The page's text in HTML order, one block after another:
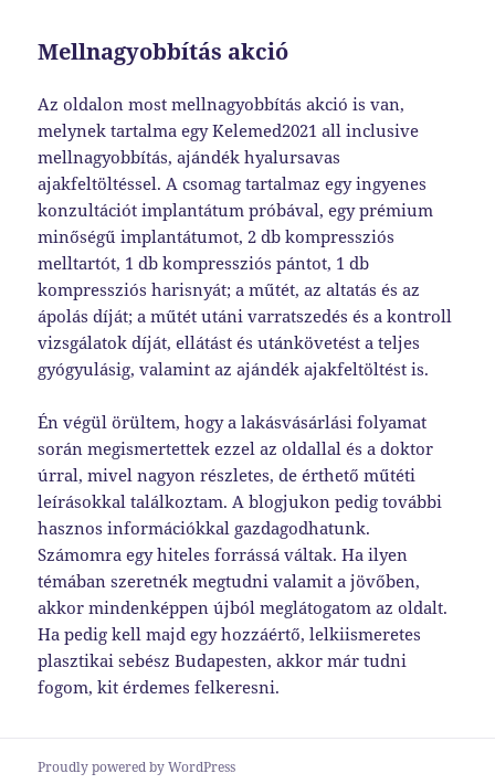
Mellnagyobbítás akció
Az oldalon most mellnagyobbítás akció is van,
melynek tartalma egy Kelemed2021 all inclusive
mellnagyobbítás, ajándék hyalursavas
ajakfeltöltéssel. A csomag tartalmaz egy ingyenes
konzultációt implantátum próbával, egy prémium
minőségű implantátumot, 2 db kompressziós
melltartót, 1 db kompressziós pántot, 1 db
kompressziós harisnyát; a műtét, az altatás és az
ápolás díját; a műtét utáni varratszedés és a kontroll
vizsgálatok díját, ellátást és utánkövetést a teljes
gyógyulásig, valamint az ajándék ajakfeltöltést is.
Én végül örültem, hogy a lakásvásárlási folyamat
során megismertettek ezzel az oldallal és a doktor
úrral, mivel nagyon részletes, de érthető műtéti
leírásokkal találkoztam. A blogjukon pedig további
hasznos információkkal gazdagodhatunk.
Számomra egy hiteles forrássá váltak. Ha ilyen
témában szeretnék megtudni valamit a jövőben,
akkor mindenképpen újból meglátogatom az oldalt.
Ha pedig kell majd egy hozzáértő, lelkiismeretes
plasztikai sebész Budapesten, akkor már tudni
fogom, kit érdemes felkeresni.
Proudly powered by WordPress